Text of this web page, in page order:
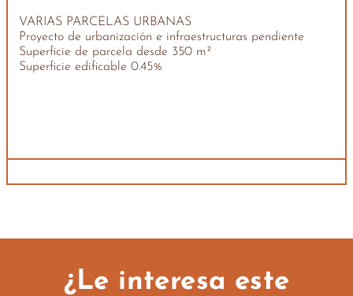
VARIAS PARCELAS URBANAS
Proyecto de urbanización e infraestructuras pendiente
Superficie de parcela desde 350 m²
Superficie edificable 0.45%
¿Le interesa este